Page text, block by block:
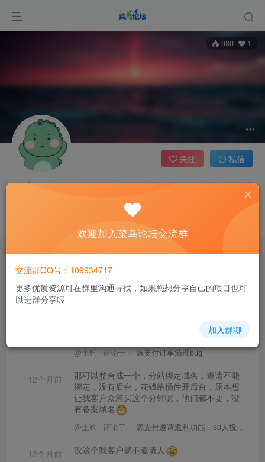
980 1
爱客
关注 私信
11个月前 能详细一点吗，大哥
@土狗 评论于：源支付订单清理bug
12个月前
那可以整合成一个，分站绑定域名，邀请不能
绑定，没有后台，花钱给插件开后台，原本想
让我客户众筹买这个分钟呢，他们都不要，没
有备案域名
@土狗 评论于： 源支付邀请返利功能，30人投票就更新
12个月前 没这个我客户就不邀请人
欢迎加入菜鸟论坛交流群
交流群QQ号：109934717
更多优质资源可在群里沟通寻找，如果您想分享自己的项目也可
以进群分享喔
加入群聊